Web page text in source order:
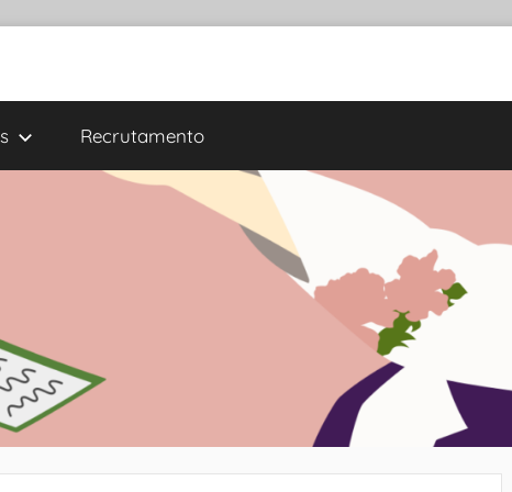
Recrutamento